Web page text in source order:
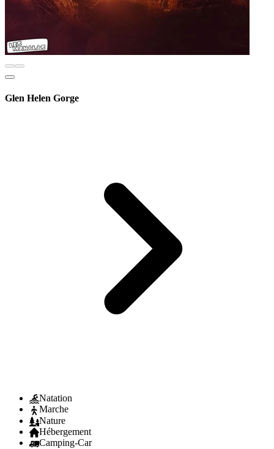
Glen Helen Gorge
Natation
Marche
Nature
Hébergement
Camping-Car